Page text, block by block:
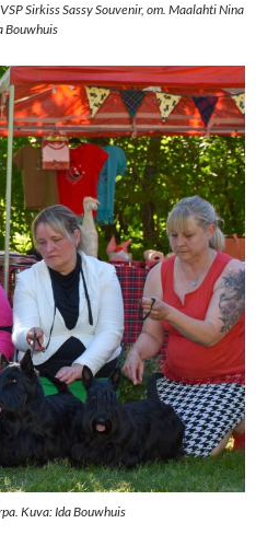
Sirkiss Sassy Souvenir, om. Maalahti Nina
Bouwhuis
Kuva: Ida Bouwhuis